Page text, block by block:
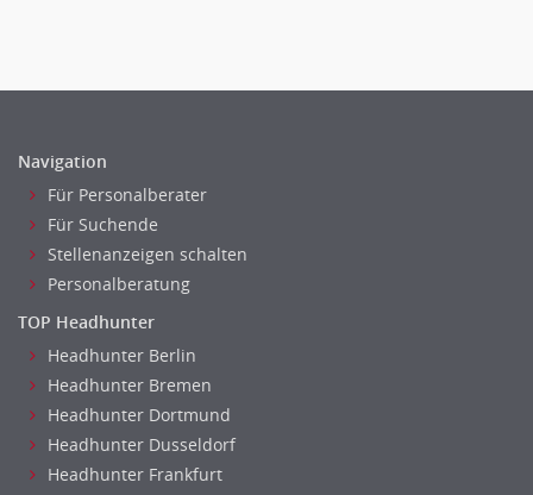
Telesales
Navigation
Für Personalberater
Für Suchende
Stellenanzeigen schalten
Personalberatung
TOP Headhunter
Headhunter Berlin
Headhunter Bremen
Headhunter Dortmund
Headhunter Dusseldorf
Headhunter Frankfurt